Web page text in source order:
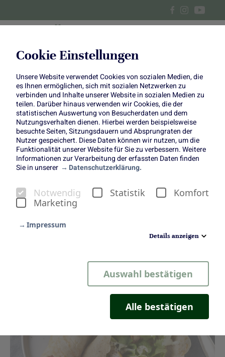
Cookie Einstellungen
Unsere Website verwendet Cookies von sozialen Medien, die
es Ihnen ermöglichen, sich mit sozialen Netzwerken zu
verbinden und Inhalte unserer Website in sozialen Medien zu
teilen. Darüber hinaus verwenden wir Cookies, die der
statistischen Auswertung von Besucherdaten und dem
Nutzungsverhalten dienen. Hierbei werden beispielsweise
besuchte Seiten, Sitzungsdauern und Absprungraten der
Nutzer gespeichert. Diese Daten können wir nutzen, um die
Funktionalität unserer Website für Sie zu verbessern. Weitere
Informationen zur Verarbeitung der erfassten Daten finden
Sie in unserer
Datenschutzerklärung.
Notwendig Statistik
Komfort
Marketing
Impressum
Details anzeigen
Auswahl bestätigen
Alle bestätigen
Roggenpfannkuchen mit
Birnen und Speck
Copyright:Einfach Hausgemacht